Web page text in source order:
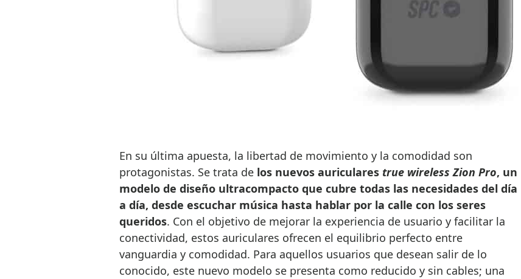
En su última apuesta, la libertad de movimiento y la comodidad son
protagonistas. Se trata de los nuevos auriculares true wireless Zion Pro, un
modelo de diseño ultracompacto que cubre todas las necesidades del día
a día, desde escuchar música hasta hablar por la calle con los seres
queridos. Con el objetivo de mejorar la experiencia de usuario y facilitar la
conectividad, estos auriculares ofrecen el equilibrio perfecto entre
vanguardia y comodidad. Para aquellos usuarios que desean salir de lo
conocido, este nuevo modelo se presenta como reducido y sin cables; una